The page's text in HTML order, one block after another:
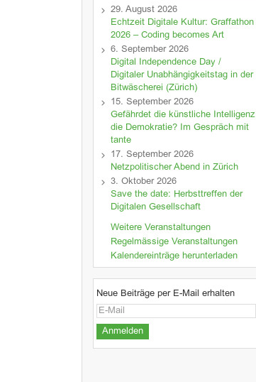
29. August 2026
Echtzeit Digitale Kultur: Graffathon
2026 – Coding becomes Art
6. September 2026
Digital Independence Day /
Digitaler Unabhängigkeitstag in der
Bitwäscherei (Zürich)
15. September 2026
Gefährdet die künstliche Intelligenz
die Demokratie? Im Gespräch mit
tante
17. September 2026
Netzpolitischer Abend in Zürich
3. Oktober 2026
Save the date: Herbsttreffen der
Digitalen Gesellschaft
Weitere Veranstaltungen
Regelmässige Veranstaltungen
Kalendereinträge herunterladen
Neue Beiträge per E-Mail erhalten